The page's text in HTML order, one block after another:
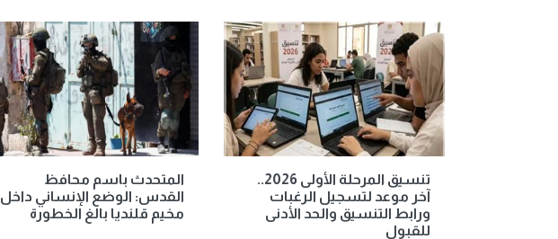
تنسيق المرحلة الأولى 2026..
آخر موعد لتسجيل الرغبات
ورابط التنسيق والحد الأدنى
للقبول
المتحدث باسم محافظ
القدس: الوضع الإنساني داخل
مخيم قلنديا بالغ الخطورة